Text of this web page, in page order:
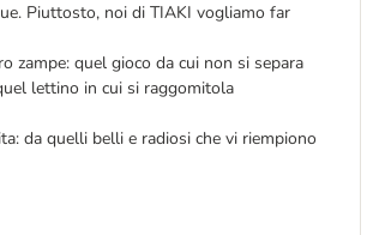
Piuttosto, noi di TIAKI vogliamo far
zampe: quel gioco da cui non si separa
lettino in cui si raggomitola
da quelli belli e radiosi che vi riempiono